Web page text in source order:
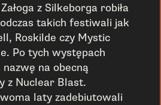
z Silkeborga robiła
takich festiwali jak
Roskilde czy Mystic
Po tych występach
na obecną
z Nuclear Blast.
laty zadebiutowali